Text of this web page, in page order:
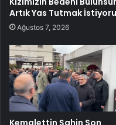
Artık Yas Tutmak
Ağustos 7, 2026
Kemalettin Şahin Son